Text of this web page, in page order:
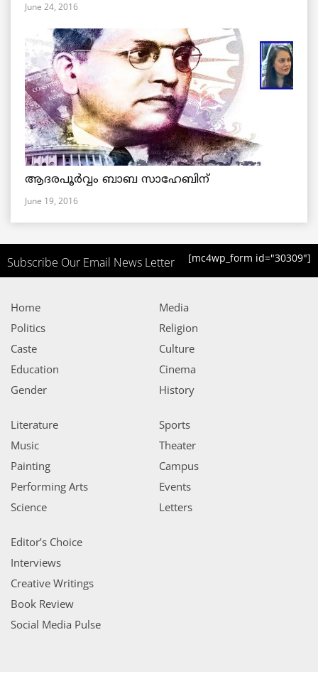
June 24, 2016
ആദരപൂര്‍വ്വം ബാബ സാഹേബിന്
June 19, 2016
Subscribe Our Email News Letter [mc4wp_form id="30309"]
Home
Politics
Caste
Education
Gender
Media
Religion
Culture
Cinema
History
Literature
Music
Painting
Performing Arts
Science
Sports
Theater
Campus
Events
Letters
Editor’s Choice
Interviews
Creative Writings
Book Review
Social Media Pulse